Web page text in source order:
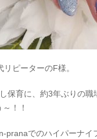
ピーターのF様。
保育に、約3年ぶりの
！！
pranaでのハイパーナ